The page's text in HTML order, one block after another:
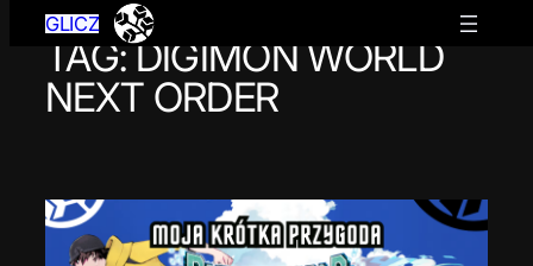
Przejdź
GLICZ
TAG:DIGIMON WORLD
NEXT ORDER